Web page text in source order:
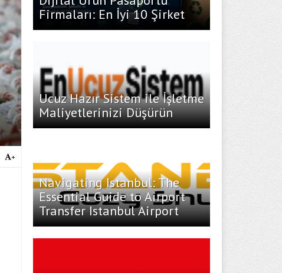
+
Firmaları: En İyi 10 Şirket
Ucuz Hazır Sistem ile İşletme
Maliyetlerinizi Düşürün
Navigating Istanbul: The
Essential Guide to Airport
Transfer Istanbul Airport